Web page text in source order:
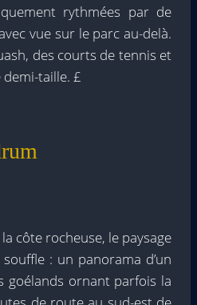
rythmées par de
vue sur le parc au-delà.
des courts de tennis et
taille. £
côte rocheuse, le paysage
: un panorama d’un
goélands ornant parfois la